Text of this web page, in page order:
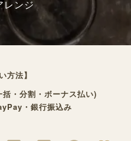
レンジ
方法】
・分割・ボーナス払い)
・銀行振込み